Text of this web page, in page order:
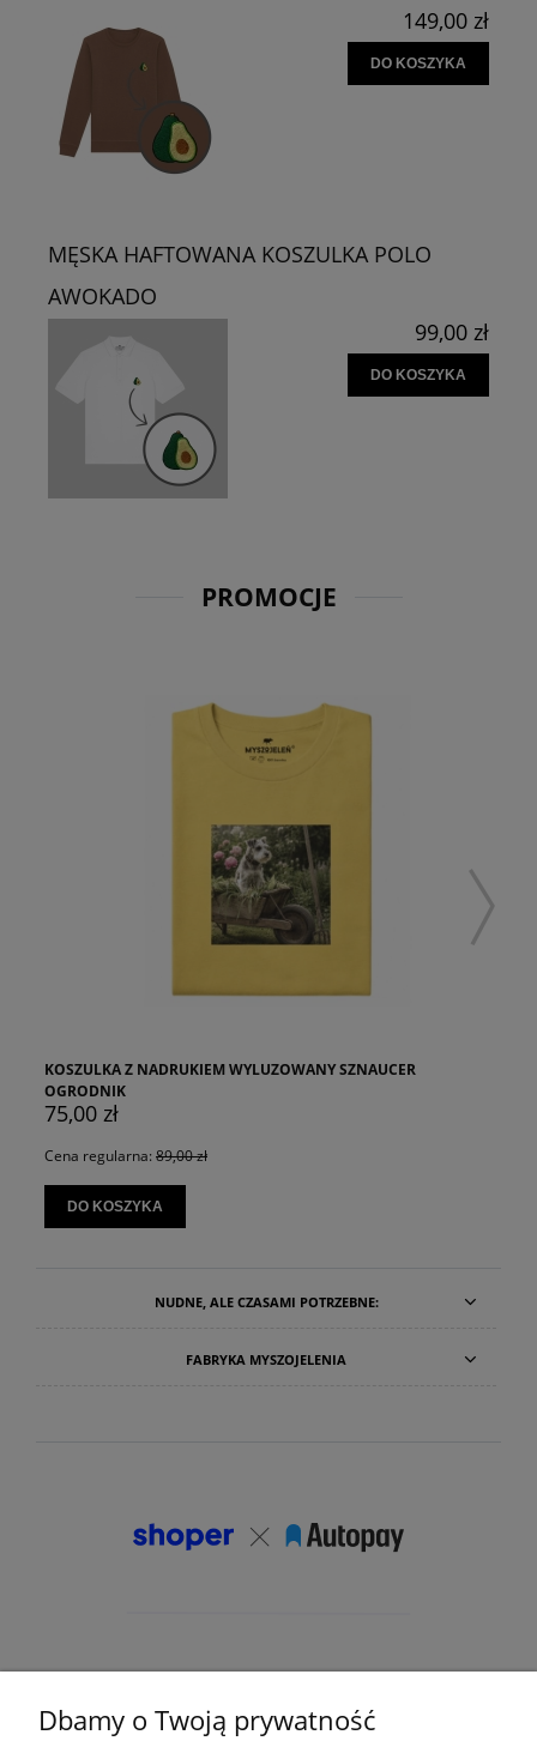
149,00 zł
DO KOSZYKA
MĘSKA HAFTOWANA KOSZULKA POLO
AWOKADO
99,00 zł
DO KOSZYKA
PROMOCJE
KOSZULKA Z NADRUKIEM WYLUZOWANY SZNAUCER
OGRODNIK
75,00 zł
Cena regularna: 89,00 zł
DO KOSZYKA
NUDNE, ALE CZASAMI POTRZEBNE:
FABRYKA MYSZOJELENIA
Dbamy o Twoją prywatność